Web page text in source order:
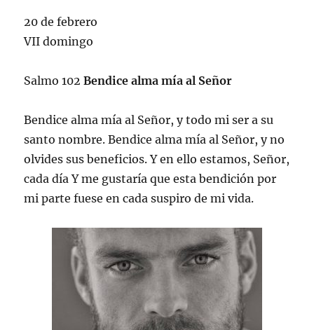
20 de febrero
VII domingo
Salmo 102Bendice alma mía al Señor
Bendice alma mía al Señor, y todo mi ser a su
santo nombre. Bendice alma mía al Señor, y no
olvides sus beneficios. Y en ello estamos, Señor,
cada día Y me gustaría que esta bendición por
mi parte fuese en cada suspiro de mi vida.